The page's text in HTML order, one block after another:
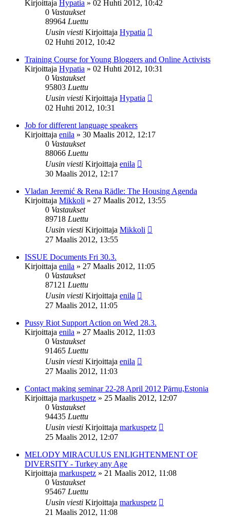
Kirjoittaja Hypatia » 02 Huhti 2012, 10:42
0 Vastaukset
89964 Luettu
Uusin viesti Kirjoittaja Hypatia
02 Huhti 2012, 10:42
Training Course for Young Bloggers and Online Activists
Kirjoittaja Hypatia » 02 Huhti 2012, 10:31
0 Vastaukset
95803 Luettu
Uusin viesti Kirjoittaja Hypatia
02 Huhti 2012, 10:31
Job for different language speakers
Kirjoittaja enila » 30 Maalis 2012, 12:17
0 Vastaukset
88066 Luettu
Uusin viesti Kirjoittaja enila
30 Maalis 2012, 12:17
Vladan Jeremić & Rena Rädle: The Housing Agenda
Kirjoittaja Mikkoli » 27 Maalis 2012, 13:55
0 Vastaukset
89718 Luettu
Uusin viesti Kirjoittaja Mikkoli
27 Maalis 2012, 13:55
ISSUE Documents Fri 30.3.
Kirjoittaja enila » 27 Maalis 2012, 11:05
0 Vastaukset
87121 Luettu
Uusin viesti Kirjoittaja enila
27 Maalis 2012, 11:05
Pussy Riot Support Action on Wed 28.3.
Kirjoittaja enila » 27 Maalis 2012, 11:03
0 Vastaukset
91465 Luettu
Uusin viesti Kirjoittaja enila
27 Maalis 2012, 11:03
Contact making seminar 22-28 April 2012 Pärnu,Estonia
Kirjoittaja markuspetz » 25 Maalis 2012, 12:07
0 Vastaukset
94435 Luettu
Uusin viesti Kirjoittaja markuspetz
25 Maalis 2012, 12:07
MELODY MIRACULUS ENLIGHTENMENT OF
DIVERSITY - Turkey any Age
Kirjoittaja markuspetz » 21 Maalis 2012, 11:08
0 Vastaukset
95467 Luettu
Uusin viesti Kirjoittaja markuspetz
21 Maalis 2012, 11:08